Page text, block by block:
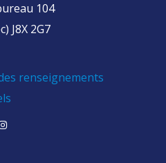
104
J8X 2G7
renseignements
instagram